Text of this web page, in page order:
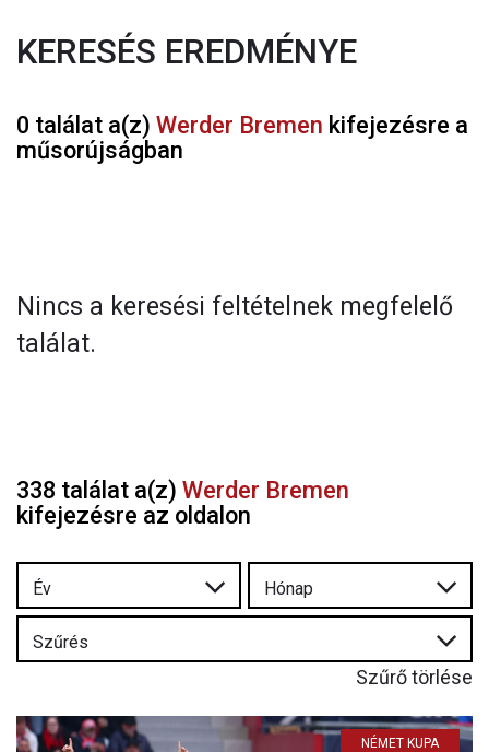
KERESÉS EREDMÉNYE
0 találat a(z) Werder Bremen kifejezésre a
műsorújságban
Nincs a keresési feltételnek megfelelő
találat.
338 találat a(z) Werder Bremen
kifejezésre az oldalon
Év Hónap
Szűrés
Szűrő törlése
NÉMET KUPA